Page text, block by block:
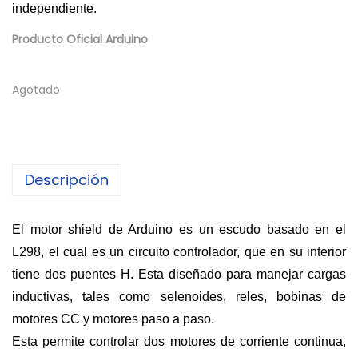
independiente.
Producto Oficial Arduino
Agotado
Descripción
El motor shield de Arduino es un escudo basado en el
L298, el cual es un circuito controlador, que en su interior
tiene dos puentes H. Esta diseñado para manejar cargas
inductivas, tales como selenoides, reles, bobinas de
motores CC y motores paso a paso.
Esta permite controlar dos motores de corriente continua,